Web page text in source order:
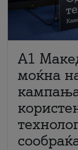
A1
моќна